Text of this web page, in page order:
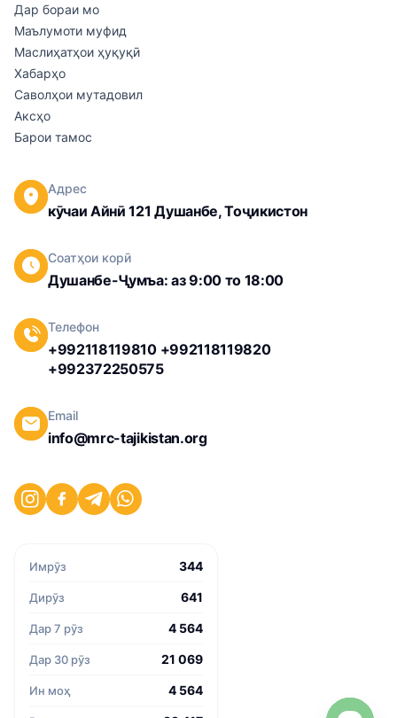
Дар бораи мо
Маълумоти муфид
Маслиҳатҳои ҳуқуқӣ
Хабарҳо
Саволҳои мутадовил
Аксҳо
Барои тамос
Адрес
кӯчаи Айнӣ 121 Душанбе, Тоҷикистон
Соатҳои корӣ
Душанбе-Ҷумъа: аз 9:00 то 18:00
Телефон
+992118119810 +992118119820
+992372250575
Email
info@mrc-tajikistan.org
Имрӯз 344
Дирӯз 641
Дар 7 рӯз 4 564
Дар 30 рӯз 21 069
Ин моҳ 4 564